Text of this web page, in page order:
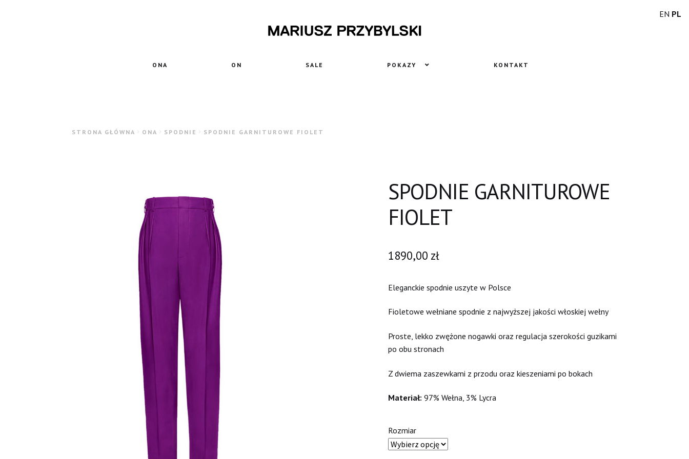
ONA ON SALE POKAZY KONTAKT
STRONA GŁÓWNA ONA SPODNIE SPODNIE GARNITUROWE FIOLET
SPODNIE GARNITUROWE
FIOLET
1890,00 zł
Eleganckie spodnie uszyte w Polsce
Fioletowe wełniane spodnie z najwyższej jakości włoskiej wełny
Proste, lekko zwężone nogawki oraz regulacja szerokości guzikami
po obu stronach
Z dwiema zaszewkami z przodu oraz kieszeniami po bokach
Materiał: 97% Wełna, 3% Lycra
Rozmiar
EN PL